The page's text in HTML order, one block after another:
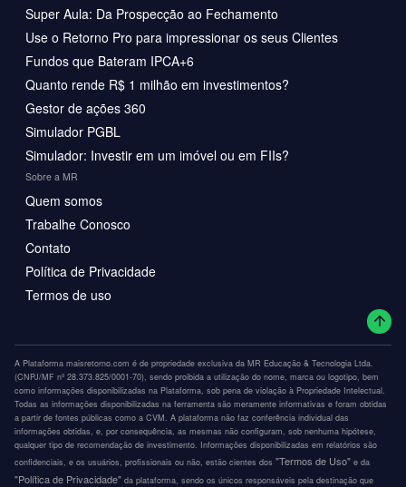
Super Aula: Da Prospecção ao Fechamento
Use o Retorno Pro para impressionar os seus Clientes
Fundos que Bateram IPCA+6
Quanto rende R$ 1 milhão em investimentos?
Gestor de ações 360
Simulador PGBL
Simulador: Investir em um imóvel ou em FIIs?
Sobre a MR
Quem somos
Trabalhe Conosco
Contato
Política de Privacidade
Termos de uso
A Plataforma maisretorno.com é de propriedade exclusiva da MR Educação & Tecnologia Ltda.
(CNPJ/MF nº 28.373.825/0001-70), sendo proibida a utilização do nome, marca ou logotipo, bem
como informações disponibilizadas na Plataforma, sob pena de violação à Propriedade Intelectual.
Todas as informações disponibilizadas na ferramenta são meramente informativas e foram obtidas
a partir de fontes públicas como a CVM. A plataforma não faz conferência individual das
informações obtidas, e, por consequência, as mesmas não configuram, sob nenhuma hipótese,
qualquer tipo de recomendação de investimento. Informações disponibilizadas em relatórios são
confidenciais, e os usuários, profissionais ou não, estão cientes dos "Termos de Uso" e da
"Política de Privacidade" da plataforma, sendo os únicos responsáveis pela destinação que